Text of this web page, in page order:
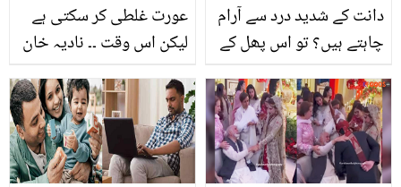
عورت غلطی کر سکتی ہے
لیکن اس وقت ۔۔ نادیہ خان
نے کمزور خواتین کو فائدہ
اٹھانے والے مردوں سے
بچنے کے لیئے کیا مشورہ
دیا؟
دانت کے شدید درد سے آرام
چاہتے ہیں؟ تو اس پھل کے
پتوں کو اُبال کر کلی کریں
اور آرام پائیں